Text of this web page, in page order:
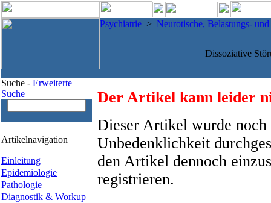
Psychiatrie > Neurotische, Belastungs-
Dissoziative
Suche - Erweiterte
Suche
Artikelnavigation
Einleitung
Epidemiologie
Pathologie
Diagnostik & Workup
Der Artikel kann leider
Dieser Artikel wurde
Unbedenklichkeit
den Artikel dennoch
registrieren.